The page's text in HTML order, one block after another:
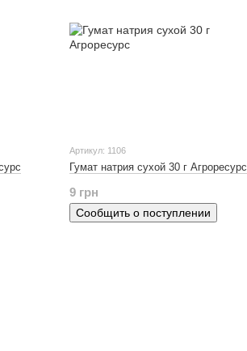
Артикул: 1106
Гумат натрия сухой 30 г Агроресурс
9 грн
Сообщить о поступлении